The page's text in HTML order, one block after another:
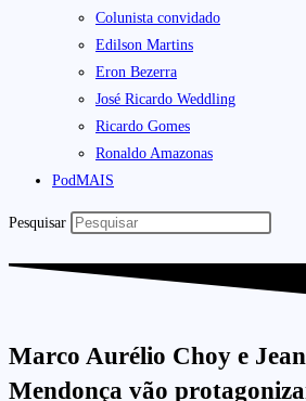
Colunista convidado
Edilson Martins
Eron Bezerra
José Ricardo Weddling
Ricardo Gomes
Ronaldo Amazonas
PodMAIS
Pesquisar
Marco Aurélio Choy e
Mendonça vão